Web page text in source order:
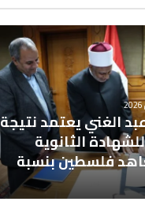
الغني يعتمد نتيجة
الثانوية
فلسطين بنسبة